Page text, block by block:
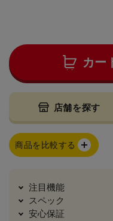
カー
店舗を探す
商品を比較する
注目機能
スペック
安心保証